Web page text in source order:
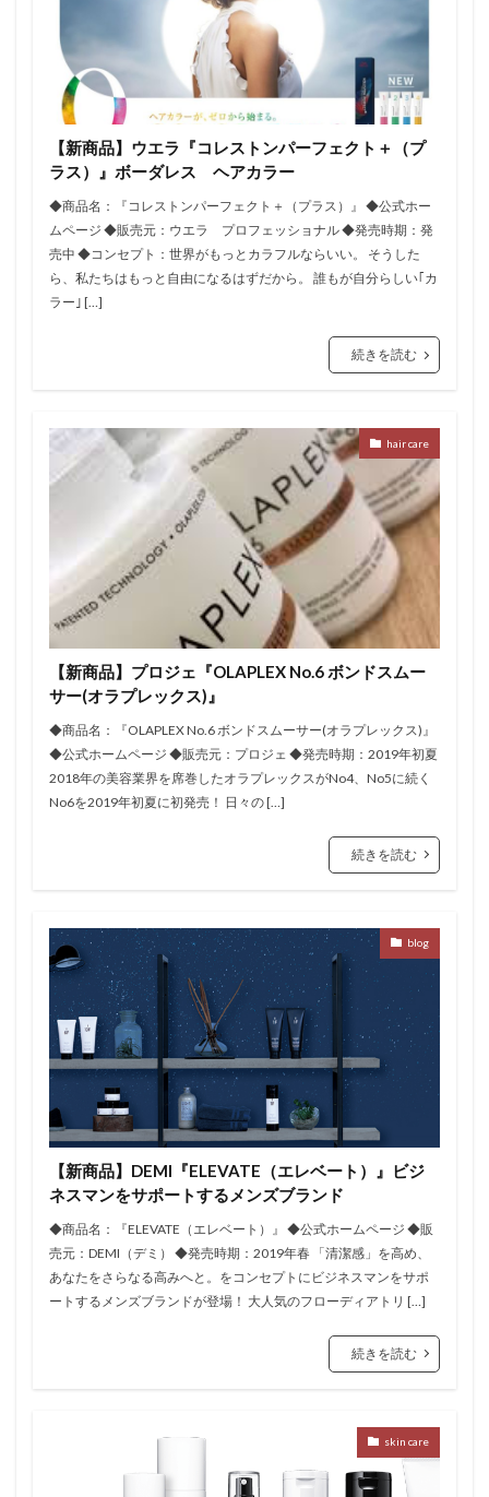
【新商品】ウエラ『コレストンパーフェクト＋（プ
ラス）』ボーダレス ヘアカラー
◆商品名：『コレストンパーフェクト＋（プラス）』 ◆公式ホー
ムページ ◆販売元：ウエラ プロフェッショナル ◆発売時期：発
売中 ◆コンセプト：世界がもっとカラフルならいい。 そうした
ら、私たちはもっと自由になるはずだから。 誰もが自分らしい｢カ
ラー｣ […]
続きを読む
hair care
【新商品】プロジェ『OLAPLEX No.6 ボンドスムー
サー(オラプレックス)』
◆商品名：『OLAPLEX No.6 ボンドスムーサー(オラプレックス)』
◆公式ホームページ ◆販売元：プロジェ ◆発売時期：2019年初夏
2018年の美容業界を席巻したオラプレックスがNo4、No5に続く
No6を2019年初夏に初発売！ 日々の […]
続きを読む
blog
【新商品】DEMI『ELEVATE（エレベート）』ビジ
ネスマンをサポートするメンズブランド
◆商品名：『ELEVATE（エレベート）』 ◆公式ホームページ ◆販
売元：DEMI（デミ） ◆発売時期：2019年春 「清潔感」を高め、
あなたをさらなる高みへと。をコンセプトにビジネスマンをサポ
ートするメンズブランドが登場！ 大人気のフローディアトリ […]
続きを読む
skin care